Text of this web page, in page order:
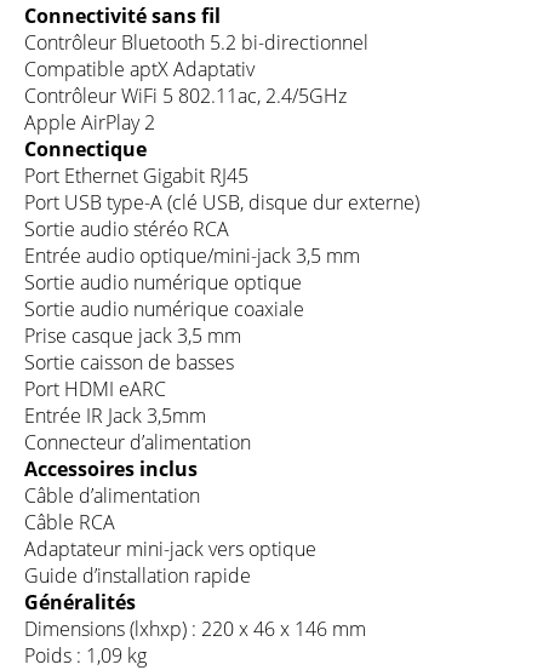
Connectivité sans fil
Contrôleur Bluetooth 5.2 bi-directionnel
Compatible aptX Adaptativ
Contrôleur WiFi 5 802.11ac, 2.4/5GHz
Apple AirPlay 2
Connectique
Port Ethernet Gigabit RJ45
Port USB type-A (clé USB, disque dur externe)
Sortie audio stéréo RCA
Entrée audio optique/mini-jack 3,5 mm
Sortie audio numérique optique
Sortie audio numérique coaxiale
Prise casque jack 3,5 mm
Sortie caisson de basses
Port HDMI eARC
Entrée IR Jack 3,5mm
Connecteur d’alimentation
Accessoires inclus
Câble d’alimentation
Câble RCA
Adaptateur mini-jack vers optique
Guide d’installation rapide
Généralités
Dimensions (lxhxp) : 220 x 46 x 146 mm
Poids : 1,09 kg